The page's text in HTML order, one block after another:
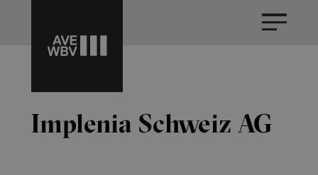
Implenia Schweiz AG